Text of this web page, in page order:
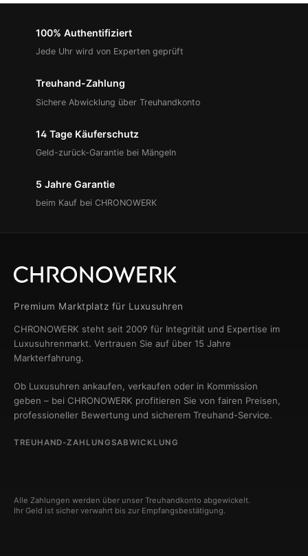
100% Authentifiziert
Jede Uhr wird von Experten geprüft
Treuhand-Zahlung
Sichere Abwicklung über Treuhandkonto
14 Tage Käuferschutz
Geld-zurück-Garantie bei Mängeln
5 Jahre Garantie
beim Kauf bei CHRONOWERK
Premium Marktplatz für Luxusuhren
CHRONOWERK steht seit 2009 für Integrität und Expertise im
Luxusuhrenmarkt. Vertrauen Sie auf über 15 Jahre
Markterfahrung.
Ob Luxusuhren ankaufen, verkaufen oder in Kommission
geben – bei CHRONOWERK profitieren Sie von fairen Preisen,
professioneller Bewertung und sicherem Treuhand-Service.
TREUHAND-ZAHLUNGSABWICKLUNG
Alle Zahlungen werden über unser Treuhandkonto abgewickelt.
Ihr Geld ist sicher verwahrt bis zur Empfangsbestätigung.